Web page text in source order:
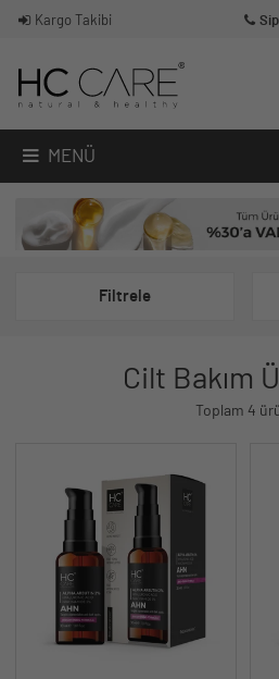
Kargo Takibi
MENÜ
Filtrele
Cilt Bakım
Toplam 4